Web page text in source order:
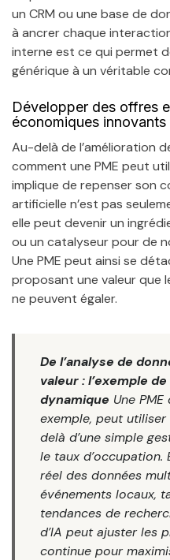
un CRM ou une base de
à ancrer chaque
interne est ce qui permet
générique à un véritable
Développer des offres
économiques innovants
Au-delà de l’amélioration
comment une PME peut
implique de repenser son
artificielle n’est pas
elle peut devenir un
ou un catalyseur pour de
Une PME peut ainsi se
proposant une valeur que
ne peuvent égaler.
De l’analyse de
valeur : l’exemple
dynamique Une
exemple, peut
delà d’une simple
le taux d’occupation.
réel des données
événements locaux,
tendances de
d’IA peut ajuster les
continue pour